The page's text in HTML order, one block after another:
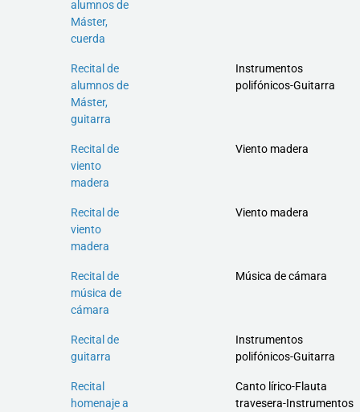
alumnos de
Máster,
cuerda
Recital de
alumnos de
Máster,
guitarra
Instrumentos
polifónicos-Guitarra
Recital de
viento
madera
Viento madera
Recital de
viento
madera
Viento madera
Recital de
música de
cámara
Música de cámara
Recital de
guitarra
Instrumentos
polifónicos-Guitarra
Recital
homenaje a
Canto lírico-Flauta
travesera-Instrumentos